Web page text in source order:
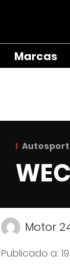
Marcas
Autosport
Motor
Publicado a: